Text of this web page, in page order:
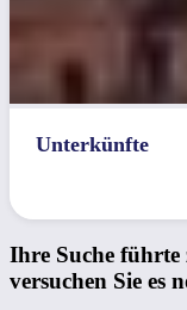
Unterkünfte
Ihre Suche führte
versuchen Sie es